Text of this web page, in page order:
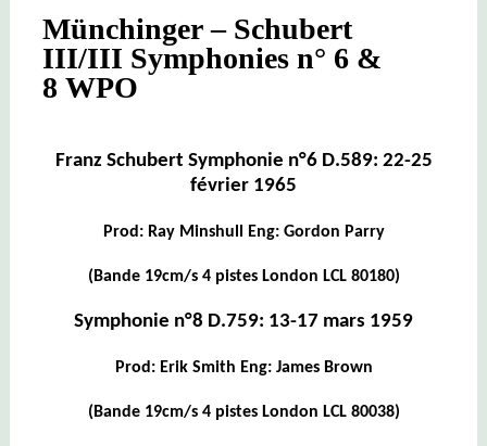
POUR
FLÛTE
ET
&
HUBERT
JELINEK)
Münchinger – Schubert
III/III Symphonies n° 6 &
8 WPO
Franz Schubert Symphonie n°6 D.589: 22-25
février 1965
Prod: Ray Minshull Eng: Gordon Parry
(Bande 19cm/s 4 pistes London LCL 80180)
Symphonie n°8 D.759: 13-17 mars 1959
Prod: Erik Smith Eng: James Brown
(Bande 19cm/s 4 pistes London LCL 80038)